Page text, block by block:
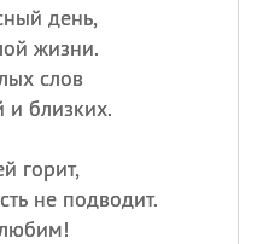
день,
жизни.
слов
и близких.
горит,
не подводит.